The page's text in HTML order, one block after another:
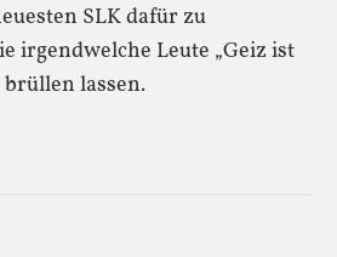
SLK dafür zu
irgendwelche Leute „Geiz ist
lassen.